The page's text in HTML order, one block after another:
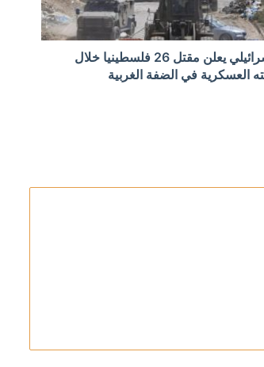
باستثناء سفن دولة واحدة
الجيش الإسرائيلي يعلن مقتل 26 فلسطينيا خلال
العسكرية في الضفة الغربية